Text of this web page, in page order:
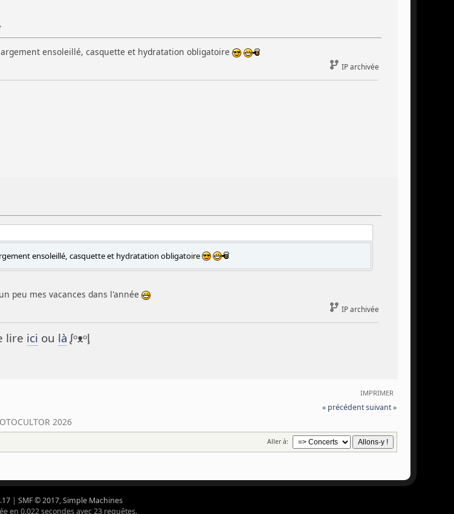
ensoleillé, casquette et hydratation obligatoire
IP archivée
ensoleillé, casquette et hydratation obligatoire
peu mes vacances dans l'année
IP archivée
lire ici ou là ᶘᵒᴥᵒᶅ
IMPRIMER
« précédentsuivant »
2026
Aller à:
| SMF © 2017,Simple Machines
en 0.022 secondes avec 23 requêtes.